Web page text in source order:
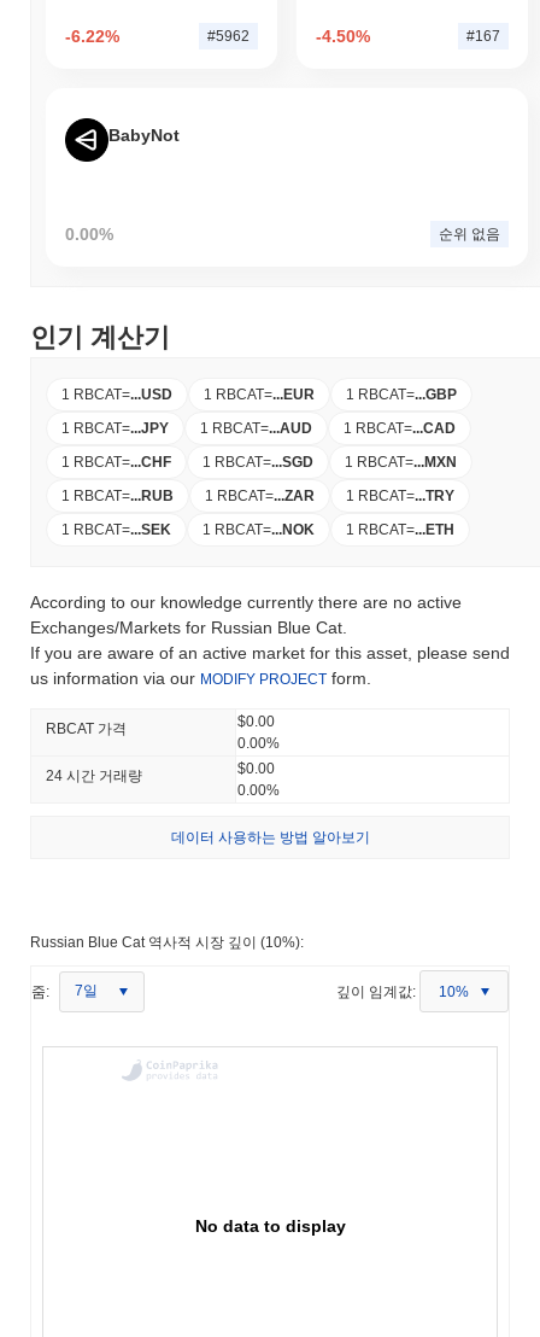
-6.22% #5962 -4.50% #167
BabyNot
0.00% 순위 없음
인기 계산기
1 RBCAT=...USD 1 RBCAT=...EUR 1 RBCAT=...GBP
1 RBCAT=...JPY 1 RBCAT=...AUD 1 RBCAT=...CAD
1 RBCAT=...CHF 1 RBCAT=...SGD 1 RBCAT=...MXN
1 RBCAT=...RUB 1 RBCAT=...ZAR 1 RBCAT=...TRY
1 RBCAT=...SEK 1 RBCAT=...NOK 1 RBCAT=...ETH
According to our knowledge currently there are no active
Exchanges/Markets for Russian Blue Cat.
If you are aware of an active market for this asset, please send
us information via our MODIFY PROJECT form.
RBCAT 가격
$0.00
0.00%
24 시간 거래량
$0.00
0.00%
데이터 사용하는 방법 알아보기
Russian Blue Cat 역사적 시장 깊이 (10%):
줌: 7일 깊이 임계값: 10%
No data to display